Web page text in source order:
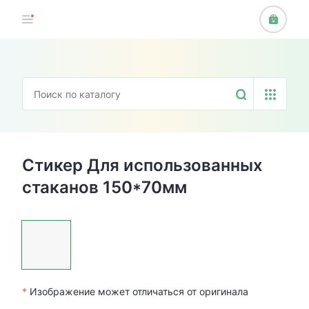
Стикер Для использованных
стаканов 150*70мм
* Изображение может отличаться от оригинала